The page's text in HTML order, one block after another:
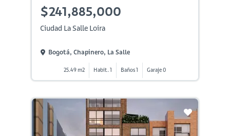
$241,885,000
Ciudad La Salle Loira
Bogotá, Chapinero, La Salle
25.49 m2 Habit. 1 Baños 1 Garaje 0